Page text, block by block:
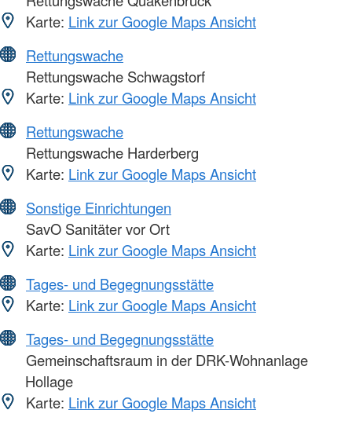
Karte: Link zur Google Maps Ansicht
Rettungswache
Rettungswache Schwagstorf
Karte: Link zur Google Maps Ansicht
Rettungswache
Rettungswache Harderberg
Karte: Link zur Google Maps Ansicht
Sonstige Einrichtungen
SavO Sanitäter vor Ort
Karte: Link zur Google Maps Ansicht
Tages- und Begegnungsstätte
Karte: Link zur Google Maps Ansicht
Tages- und Begegnungsstätte
Gemeinschaftsraum in der DRK-Wohnanlage
Hollage
Karte: Link zur Google Maps Ansicht